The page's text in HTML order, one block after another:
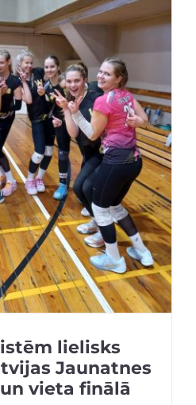
lielisks
Jaunatnes
vieta finālā